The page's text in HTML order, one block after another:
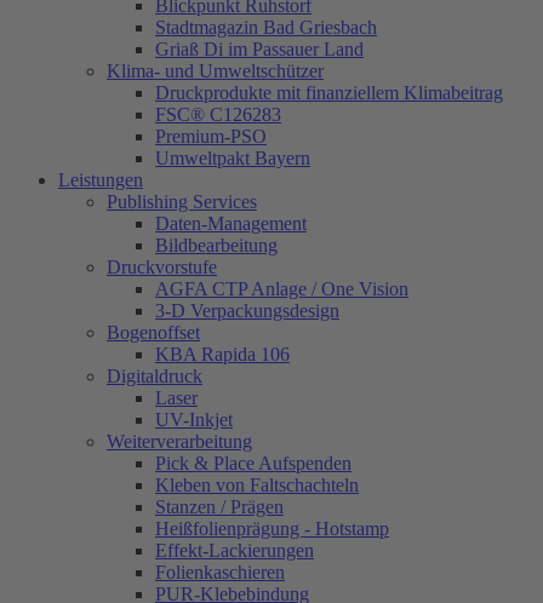
Blickpunkt Ruhstorf
Stadtmagazin Bad Griesbach
Griaß Di im Passauer Land
Klima- und Umweltschützer
Druckprodukte mit finanziellem Klimabeitrag
FSC® C126283
Premium-PSO
Umweltpakt Bayern
Leistungen
Publishing Services
Daten-Management
Bildbearbeitung
Druckvorstufe
AGFA CTP Anlage / One Vision
3-D Verpackungsdesign
Bogenoffset
KBA Rapida 106
Digitaldruck
Laser
UV-Inkjet
Weiterverarbeitung
Pick & Place Aufspenden
Kleben von Faltschachteln
Stanzen / Prägen
Heißfolienprägung - Hotstamp
Effekt-Lackierungen
Folienkaschieren
PUR-Klebebindung